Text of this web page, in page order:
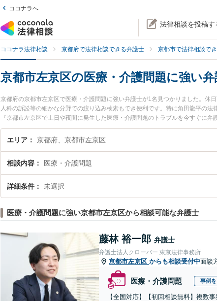
ココナラへ
法律相談を投稿す
ココナラ法律相談 京都府で法律相談できる弁護士 京都市で法律相談で
京都市左京区の医療・介護問題に強い
京都府の京都市左京区で医療・介護問題に強い弁護士が1名見つかりました。休
人科の訴訟等の細かな分野での絞り込み検索もでき便利です。特に角田龍平の
『京都市左京区で土日や夜間に発生した医療・介護問題のトラブルを今すぐに
『初回相談無料で医療・介護問題を法律相談できる京都市左京区内の弁護士に
エリア 京都府、京都市左京区
相談内容 医療・介護問題
詳細条件 未選択
医療・介護問題に強い京都市左京区から相談可能な弁護士
藤林 裕一郎 弁護士
弁護士法人クローバー 東京法律事務所
京都市左京区 からも相談受付中面談
医療・介護問題 事例
【全国対応】【初回相談無料】複数